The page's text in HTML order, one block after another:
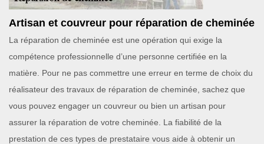
Artisan et couvreur pour réparation de cheminée
La réparation de cheminée est une opération qui exige la
compétence professionnelle d’une personne certifiée en la
matière. Pour ne pas commettre une erreur en terme de choix du
réalisateur des travaux de réparation de cheminée, sachez que
vous pouvez engager un couvreur ou bien un artisan pour
assurer la réparation de votre cheminée. La fiabilité de la
prestation de ces types de prestataire vous aide à obtenir un